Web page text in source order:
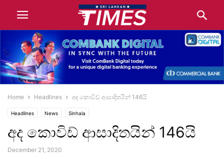
Home Headlines අද කොවිඩ් ආසාදිතයින් 146යි
Headlines News Sinhala
අද කොවිඩ් ආසාදිතයින් 146යි
December 21, 2020